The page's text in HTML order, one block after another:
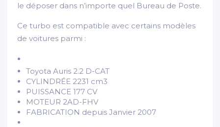
le déposer dans n’importe quel Bureau de Poste.
Ce turbo est compatible avec certains modèles
de voitures parmi :
Toyota Auris 2.2 D-CAT
CYLINDRÉE 2231 cm3
PUISSANCE 177 CV
MOTEUR 2AD-FHV
FABRICATION depuis Janvier 2007